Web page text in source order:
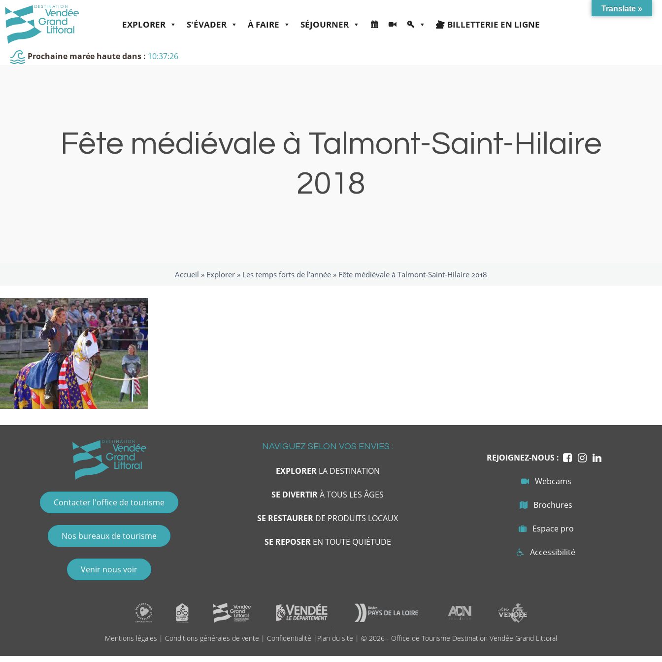
EXPLORER S'ÉVADER À FAIRE SÉJOURNER BILLETTERIE EN LIGNE
Prochaine marée haute dans : 10:37:26
Fête médiévale à Talmont-Saint-Hilaire
2018
Accueil » Explorer » Les temps forts de l’année » Fête médiévale à Talmont-Saint-Hilaire 2018
Contacter l'office de tourisme
Nos bureaux de tourisme
Venir nous voir
NAVIGUEZ SELON VOS ENVIES :
EXPLORERLA DESTINATION
SE DIVERTIRÀ TOUS LES ÂGES
SE RESTAURER DE PRODUITS LOCAUX
SE REPOSEREN TOUTE QUIÉTUDE
REJOIGNEZ-NOUS :
Webcams
Brochures
Espace pro
Accessibilité
Mentions légales | Conditions générales de vente | Confidentialité | Plan du site | © 2026 - Office de Tourisme Destination Vendée Grand Littoral
Translate »